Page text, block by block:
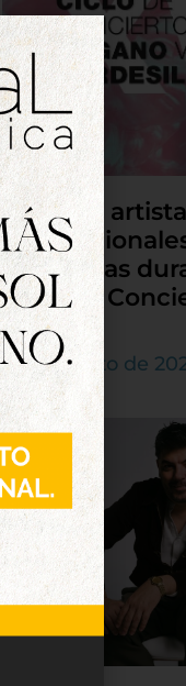
Grandes
Tordesillas
Ciclo de
Órgano
4 de agosto de